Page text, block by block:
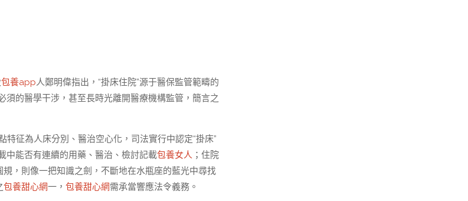
包養app人鄭明偉指出，“掛床住院”源于醫保監管範疇的
的醫學干涉，甚至長時光離開醫療機構監管，簡言之
特征為人床分別、醫治空心化，司法實行中認定“掛床”
中能否有連續的用藥、醫治、檢討記載包養女人 ；住院
，則像一把知識之劍，不斷地在水瓶座的藍光中尋找
包養甜心網一， 包養甜心網需承當響應法令義務。